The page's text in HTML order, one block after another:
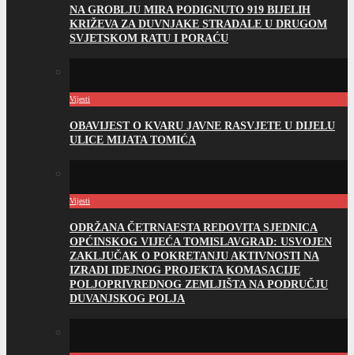
NA GROBLJU MIRA PODIGNUTO 919 BIJELIH
KRIŽEVA ZA DUVNJAKE STRADALE U DRUGOM
SVJETSKOM RATU I PORAĆU
Vijesti
OBAVIJEST O KVARU JAVNE RASVJETE U DIJELU
ULICE MIJATA TOMIĆA
Vijesti
ODRŽANA ČETRNAESTA REDOVITA SJEDNICA
OPĆINSKOG VIJEĆA TOMISLAVGRAD: USVOJEN
ZAKLJUČAK O POKRETANJU AKTIVNOSTI NA
IZRADI IDEJNOG PROJEKTA KOMASACIJE
POLJOPRIVREDNOG ZEMLJIŠTA NA PODRUČJU
DUVANJSKOG POLJA